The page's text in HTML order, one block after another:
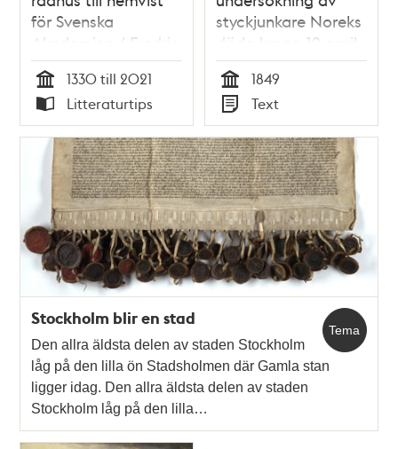
för Svenska
Akademien / Fredric
Bedoire
Tid
1330 till 2021
Typ
Litteraturtips
styckjunkare Noreks
döda kropp 12 april
1849
Tid
1849
Typ
Text
Tema
Stockholm blir en stad
Den allra äldsta delen av staden Stockholm
låg på den lilla ön Stadsholmen där Gamla stan
ligger idag. Den allra äldsta delen av staden
Stockholm låg på den lilla…